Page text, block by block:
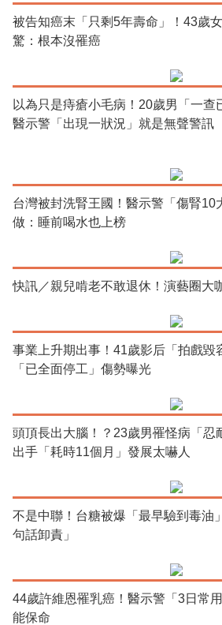
被告知癌末「只剩5年壽命」！43歲
驚：根本沒罹癌
以為只是痔瘡小毛病！20歲男「一
醫示警「出現一狀況」就是無聲警訊
台灣被封洗腎王國！醫示警「傷腎10
做：睡前喝水也上榜
快訊／親兒啃老不敢退休！演藝圈大
事業上升期出事！41歲影后「拍戲
「已全面停工」傷勢曝光
頭頂長出大腦！？23歲男罹怪病「
出手「耗時11個月」發展太嚇人
不是中聯！台糖被爆「最早驗到毒
句話卸責」
44歲許維恩罹乳癌！醫示警「3日常
能保命